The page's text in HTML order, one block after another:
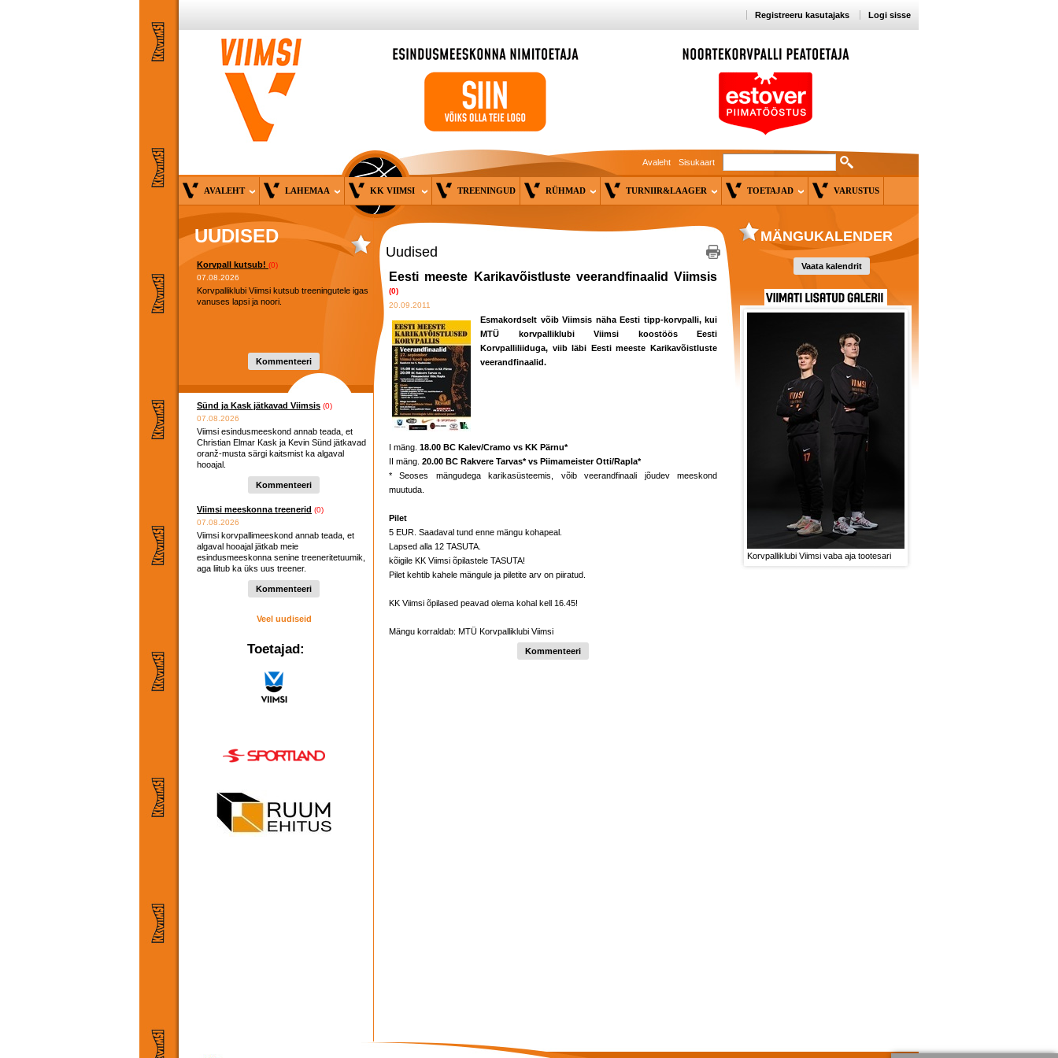
Registreeru kasutajaks Logi sisse
Avaleht Sisukaart
AVALEHT LAHEMAA KK VIIMSI TREENINGUD RÜHMAD TURNIIR&LAAGER TOETAJAD VARUSTUS
UUDISED
Korvpall kutsub! (0)
07.08.2026
Korvpalliklubi Viimsi kutsub treeningutele igas
vanuses lapsi ja noori.
Kommenteeri
Sünd ja Kask jätkavad Viimsis (0)
07.08.2026
Viimsi esindusmeeskond annab teada, et
Christian Elmar Kask ja Kevin Sünd jätkavad
oranž-musta särgi kaitsmist ka algaval
hooajal.
Kommenteeri
Viimsi meeskonna treenerid (0)
07.08.2026
Viimsi korvpallimeeskond annab teada, et
algaval hooajal jätkab meie
esindusmeeskonna senine treeneritetuumik,
aga liitub ka üks uus treener.
Kommenteeri
Veel uudiseid
Toetajad:
Uudised
Eesti meeste Karikavõistluste veerandfinaalid Viimsis
(0)
20.09.2011
Esmakordselt võib Viimsis näha Eesti tipp-korvpalli, kui
MTÜ korvpalliklubi Viimsi koostöös Eesti
Korvpalliliiduga, viib läbi Eesti meeste Karikavõistluste
veerandfinaalid.
I mäng. 18.00 BC Kalev/Cramo vs KK Pärnu*
II mäng. 20.00 BC Rakvere Tarvas* vs Piimameister Otti/Rapla*
* Seoses mängudega karikasüsteemis, võib veerandfinaali jõudev meeskond
muutuda.
Pilet
5 EUR. Saadaval tund enne mängu kohapeal.
Lapsed alla 12 TASUTA.
kõigile KK Viimsi õpilastele TASUTA!
Pilet kehtib kahele mängule ja piletite arv on piiratud.
KK Viimsi õpilased peavad olema kohal kell 16.45!
Mängu korraldab: MTÜ Korvpalliklubi Viimsi
Kommenteeri
MÄNGUKALENDER
Vaata kalendrit
Korvpalliklubi Viimsi vaba aja tootesari